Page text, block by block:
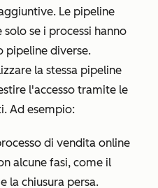
Le pipeline
se i processi hanno
pipeline diverse.
la stessa pipeline
l'accesso tramite le
Ad esempio:
di vendita online
alcune fasi, come il
e la chiusura persa.